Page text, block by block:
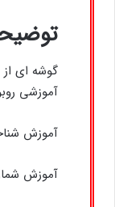
گوشه ای
آموزشی
آموزش
آموزش